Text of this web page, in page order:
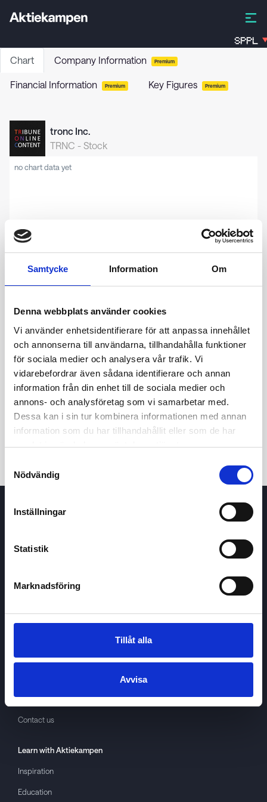
Samtycke Information Om
Denna webbplats använder cookies
Vi använder enhetsidentifierare för att anpassa innehållet
och annonserna till användarna, tillhandahålla funktioner
för sociala medier och analysera vår trafik. Vi
vidarebefordrar även sådana identifierare och annan
information från din enhet till de sociala medier och
annons- och analysföretag som vi samarbetar med.
Dessa kan i sin tur kombinera informationen med annan
information som du har tillhandahållit eller som de har
samlat in när du har använt deras tjänster.
Nödvändig
Inställningar
Statistik
Marknadsföring
Tillåt alla
Avvisa
SPPL
Chart Company Information Premium
Financial Information Premium Key Figures Premium
tronc Inc.
TRNC - Stock
no chart data yet
24h 7d 1m 3m 1y 5y
Trade
AboutAktiekampen
About cookies
GDPR
Contact us
Learn with Aktiekampen
Inspiration
Education